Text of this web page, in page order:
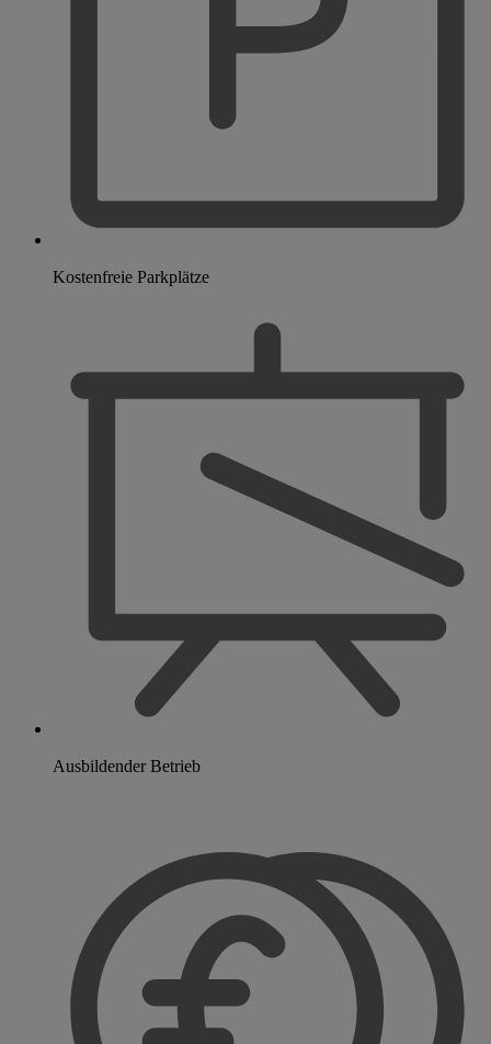
Kostenfreie Parkplätze
Ausbildender Betrieb